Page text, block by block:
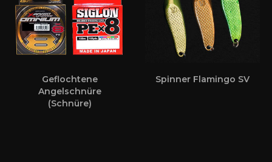
Geflochtene
Angelschnüre
(Schnüre)
Spinner Flamingo SV